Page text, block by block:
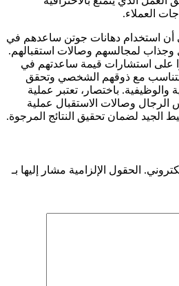
العملاء.
أن استخدام دهانات جوتن ساعدهم في
لمجالسهم وصالات استقبالهم.
على استشارات قيمة ساعدتهم في
تتناسب مع ذوقهم الشخصي وتحقق
والوظيفية. باختصار، تعتبر عملية
الرجال وصالات الاستقبال عملية
الجيد لضمان تحقيق النتائج المرجوة.
الحقول الإلزامية مشار إليها بـ